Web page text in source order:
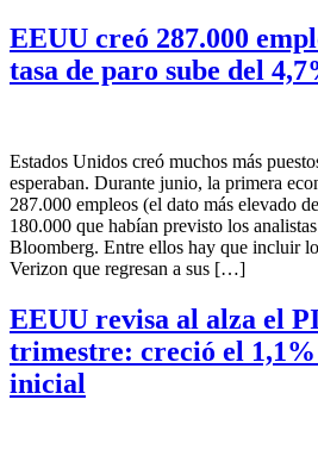
EEUU creó 287.000
tasa de paro sube del
Estados Unidos creó muchos más
esperaban. Durante junio, la primera
287.000 empleos (el dato más elevado
180.000 que habían previsto los
Bloomberg. Entre ellos hay que incluir
Verizon que regresan a sus […]
EEUU revisa al alza el
trimestre: creció el
inicial